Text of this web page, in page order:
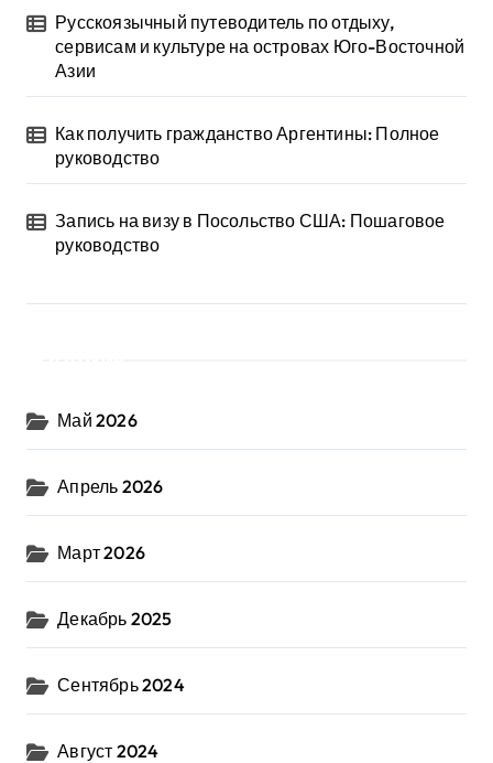
Русскоязычный путеводитель по отдыху,
сервисам и культуре на островах Юго-Восточной
Азии
Как получить гражданство Аргентины: Полное
руководство
Запись на визу в Посольство США: Пошаговое
руководство
Май 2026
Апрель 2026
Март 2026
Декабрь 2025
Сентябрь 2024
Август 2024